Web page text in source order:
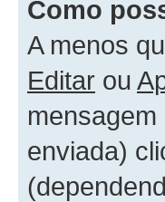
Como
A menos
Editar ou
enviada)